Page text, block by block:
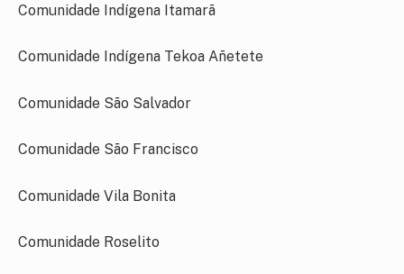
Comunidade Indígena Itamarã
Comunidade Indígena Tekoa Añetete
Comunidade São Salvador
Comunidade São Francisco
Comunidade Vila Bonita
Comunidade Roselito